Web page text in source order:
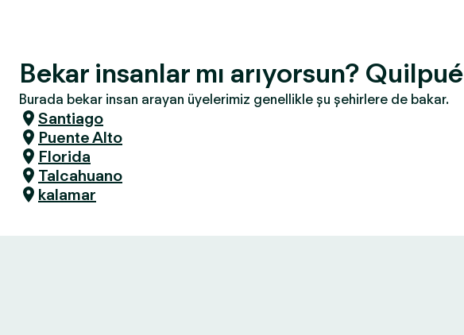
Bekar insanlar mı arıyorsun? Quilpué
Burada bekar insan arayan üyelerimiz genellikle şu şehirlere de bakar.
Santiago
Puente Alto
Florida
Talcahuano
kalamar